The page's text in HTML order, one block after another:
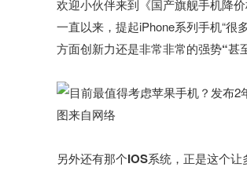
欢迎小伙伴来到《国产旗舰手机降价
一直以来，提起iPhone系列手机“很
方面创新力还是非常非常的强势“
图来自网络
另外还有那个IOS系统，正是这个